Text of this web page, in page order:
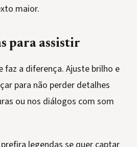
maior.
para assistir
faz a diferença. Ajuste brilho e
para não perder detalhes
ou nos diálogos com som